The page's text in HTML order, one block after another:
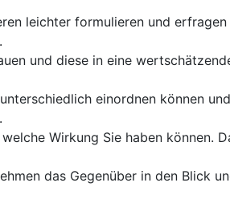
leichter formulieren und erfragen
und diese in eine
einordnen können und
Wirkung Sie haben können.
das Gegenüber in den Blick